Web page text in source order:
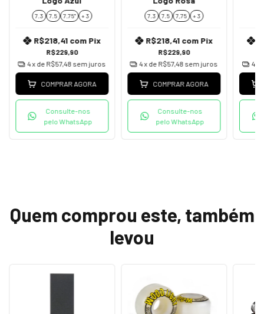
7.3 7.5 7.75'' + 3
R$229,90
R$218,41 com Pix
4x de R$57,48 sem juros
COMPRAR AGORA
Consulte-nos
pelo WhatsApp
7.3 7.5 7,75 + 3
R$229,90
R$218,41 com Pix
4x de R$57,48 sem juros
COMPRAR AGORA
Consulte-nos
pelo WhatsApp
4
Quem comprou este, também
levou